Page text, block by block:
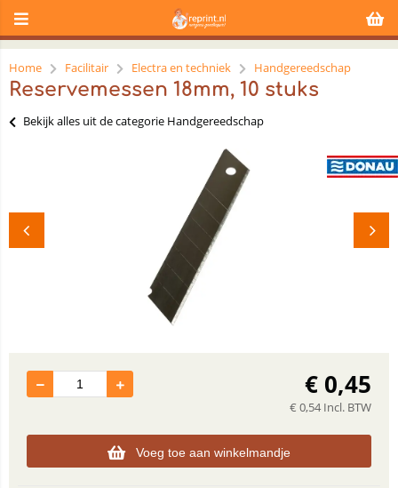
Home Facilitair Electra en techniek Handgereedschap
Reservemessen 18mm, 10 stuks
Bekijk alles uit de categorie Handgereedschap
€ 0,45
€ 0,54 Incl. BTW
Voeg toe aan winkelmandje